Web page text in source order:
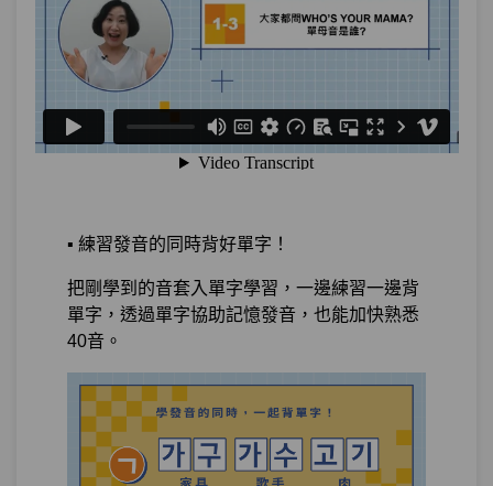
試看
作業1 自我介紹
測驗1 隨堂小考1
測驗2 隨堂小考2
單元4 韓文基本功3：葛格你好帥 22:36
測驗3 隨堂小考3
單元5 韓文基本功4：化妝室在哪？
測驗4 隨堂小考4
▪️ 練習發音的同時背好單字！
把剛學到的音套入單字學習，一邊練習一邊背
單字，透過單字協助記憶發音，也能加快熟悉
40音。